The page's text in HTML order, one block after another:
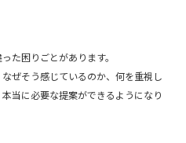
た困りごとがあります。
ぜそう感じているのか、何を重視し
当に必要な提案ができるようになり